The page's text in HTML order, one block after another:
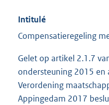
Intitulé
Compensatieregeling
Gelet op artikel 2.1.7
ondersteuning 2015 en
Verordening
Appingedam 2017